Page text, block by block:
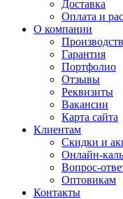
Доставка
Оплата и
О компании
Гарантия
Портфолио
Отзывы
Реквизиты
Вакансии
Карта сайта
Клиентам
Скидки и
Онлайн-
Вопрос-
Оптовикам
Контакты